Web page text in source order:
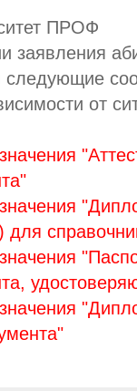
ПРОФ
заявления
следующие
от